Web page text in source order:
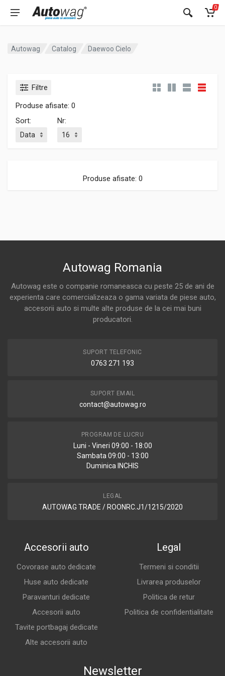
0
Autowag Catalog Daewoo Cielo
Filtre
Produse afisate: 0
Sort:
Nr:
Produse afisate: 0
Autowag Romania
Autowag este o companie romaneasca cu peste 25 de ani de
experienta care comercializeaza o gama variata de piese auto,
accesorii auto si multe alte produse de la cei mai buni
producatori.
SUPORT TELEFONIC
0763 271 193
SUPORT EMAIL
contact@autowag.ro
PROGRAM DE LUCRU
Luni - Vineri 09:00 - 18:00
Sambata 09:00 - 13:00
Duminica INCHIS
LEGAL
AUTOWAG TRADE / ROONRC.J1/1215/2020
Accesorii auto
Covorase auto dedicate
Huse auto dedicate
Paravanturi dedicate
Accesorii auto
Tavite portbagaj dedicate
Alte accesorii auto
Legal
Termeni si conditii
Livrarea produselor
Politica de retur
Politica de confidentialitate
Newsletter